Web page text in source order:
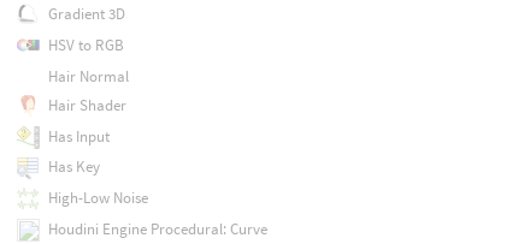
Gradient 3D
HSV to RGB
Hair Normal
Hair Shader
Has Input
Has Key
High-Low Noise
Houdini Engine Procedural: Curve